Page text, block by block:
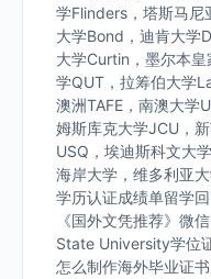
学Flinders，塔斯马尼
大学Bond，迪肯大学
大学Curtin，墨尔本
学QUT，拉筹伯大学
澳洲TAFE，南澳大学
姆斯库克大学JCU，
USQ，埃迪斯科文大
海岸大学，维多利亚
学历认证成绩单留学
《国外文凭推荐》微
State University学位
怎么制作海外毕业证